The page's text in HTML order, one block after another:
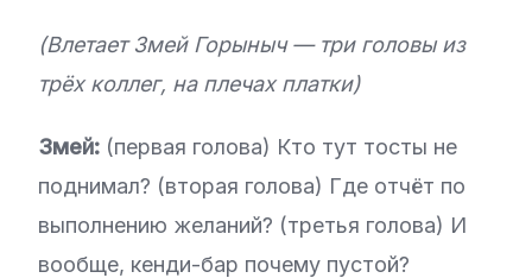
(Влетает Змей Горыныч — три головы из
трёх коллег, на плечах платки)
Змей: (первая голова) Кто тут тосты не
поднимал? (вторая голова) Где отчёт по
выполнению желаний? (третья голова) И
вообще, кенди-бар почему пустой?